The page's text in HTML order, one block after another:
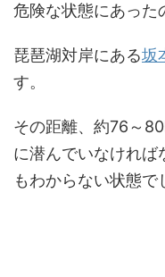
危険な状態にあった
琵琶湖対岸にある坂
す。
その距離、約76～
に潜んでいなければ
もわからない状態で